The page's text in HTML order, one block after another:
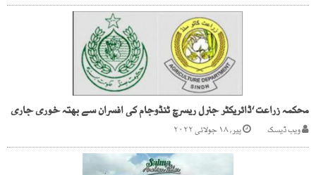
محکمہ زراعت ‘ڈائریکٹر جنرل ریسرچ ٹنڈوجام کی افسران سے بھتہ خوری جاری
ویب ڈیسک پیر, ۱۸ جولائی ۲۰۲۲